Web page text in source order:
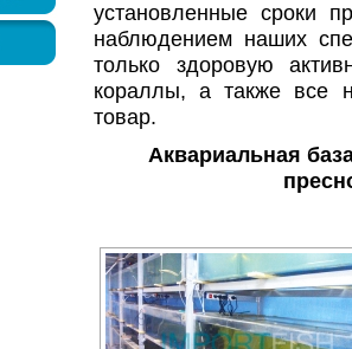
установленные сроки
наблюдением наших
только здоровую
кораллы, а также все
товар.
Аквариальная